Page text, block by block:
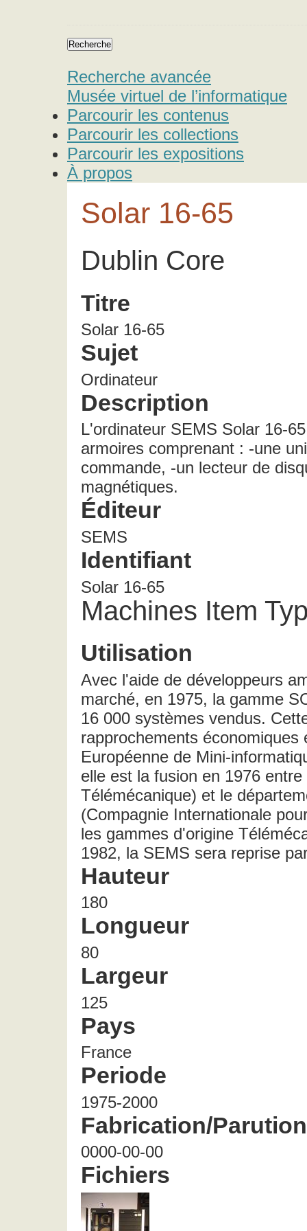
Recherche avancée
Musée virtuel de l’informatique
Parcourir les contenus
Parcourir les collections
Parcourir les expositions
À propos
Solar 16-65
Dublin Core
Titre
Solar 16-65
Sujet
Ordinateur
Description
L'ordinateur SEMS Solar 16-
armoires comprenant : -une
commande, -un lecteur de
magnétiques.
Éditeur
SEMS
Identifiant
Solar 16-65
Machines Item
Utilisation
Avec l'aide de développeurs
marché, en 1975, la gamme
16 000 systèmes vendus.
rapprochements
Européenne de Mini-
elle est la fusion en 1976
Télémécanique) et le
(Compagnie Internationale
les gammes d'origine
1982, la SEMS sera reprise
Hauteur
180
Longueur
80
Largeur
125
Pays
France
Periode
1975-2000
Fabrication/Parution
0000-00-00
Fichiers